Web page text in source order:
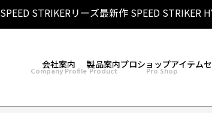
SPEED STRIKERリーズ最新作 SPEED STRIKER
会社案内
Company Profile
製品案内
Product
プロショップアイテム
Pro Shop